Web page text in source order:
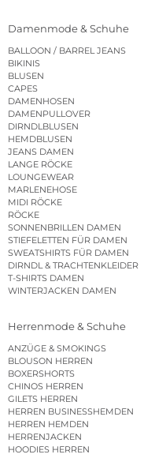
Damenmode & Schuhe
BALLOON / BARREL JEANS
BIKINIS
BLUSEN
CAPES
DAMENHOSEN
DAMENPULLOVER
DIRNDLBLUSEN
HEMDBLUSEN
JEANS DAMEN
LANGE RÖCKE
LOUNGEWEAR
MARLENEHOSE
MIDI RÖCKE
RÖCKE
SONNENBRILLEN DAMEN
STIEFELETTEN FÜR DAMEN
SWEATSHIRTS FÜR DAMEN
DIRNDL & TRACHTENKLEIDER
T-SHIRTS DAMEN
WINTERJACKEN DAMEN
Herrenmode & Schuhe
ANZÜGE & SMOKINGS
BLOUSON HERREN
BOXERSHORTS
CHINOS HERREN
GILETS HERREN
HERREN BUSINESSHEMDEN
HERREN HEMDEN
HERRENJACKEN
HOODIES HERREN